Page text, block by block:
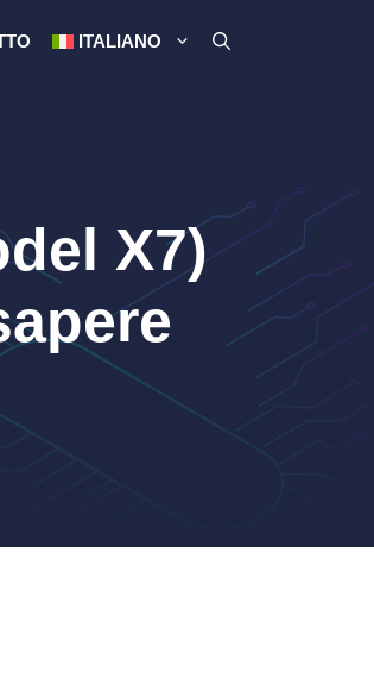
ITALIANO
X7)